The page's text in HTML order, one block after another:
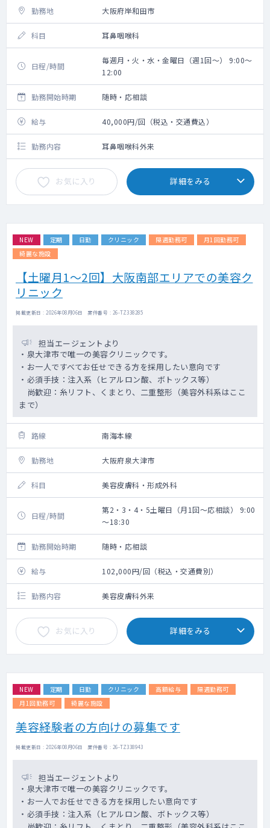
勤務地 大阪府岸和田市
科目 耳鼻咽喉科
日程/時間
毎週月・火・水・金曜日（週1回～） 9:00～
12:00
勤務開始時期 随時・応相談
給与 40,000円/回（税込・交通費込）
勤務内容 耳鼻咽喉科外来
お気に入り 詳細をみる
NEW 定期 日勤 クリニック 隔週勤務可
月1回勤務可
綺麗な施設
【土曜月1～2回】大阪南部エリアでの美容ク
リニック
掲載更新日 : 2026年08月06日 案件番号 : 26-TZ338285
担当エージェントより
・泉大津市で唯一の美容クリニックです。
・お一人ですべてお任せできる方を採用したい意向です
・必須手技：注入系（ヒアルロン酸、ボトックス等）
尚歓迎：糸リフト、くまとり、二重整形（美容外科系はここ
まで）
路線 南海本線
勤務地 大阪府泉大津市
科目 美容皮膚科・形成外科
日程/時間
第2・3・4・5土曜日（月1回～応相談） 9:00
～18:30
勤務開始時期 随時・応相談
給与 102,000円/回（税込・交通費別）
勤務内容 美容皮膚科外来
お気に入り 詳細をみる
NEW 定期 日勤 クリニック 高額給与
隔週勤務可
月1回勤務可
綺麗な施設
美容経験者の方向けの募集です
掲載更新日 : 2026年08月06日 案件番号 : 26-TZ338943
担当エージェントより
・泉大津市で唯一の美容クリニックです。
・お一人でお任せできる方を採用したい意向です
・必須手技：注入系（ヒアルロン酸、ボトックス等）